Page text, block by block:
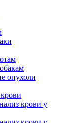
опухоли
крови у